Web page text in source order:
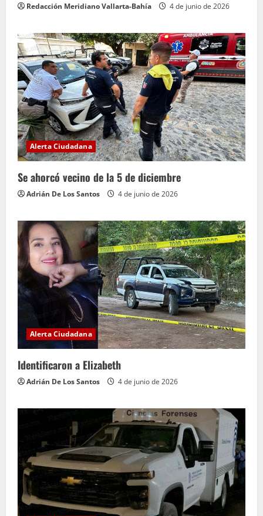
Redacción Meridiano Vallarta-Bahía 4 de junio de 2026
Alerta Ciudadana
Se ahorcó vecino de la 5 de diciembre
Adrián De Los Santos 4 de junio de 2026
Alerta Ciudadana
Identificaron a Elizabeth
Adrián De Los Santos 4 de junio de 2026